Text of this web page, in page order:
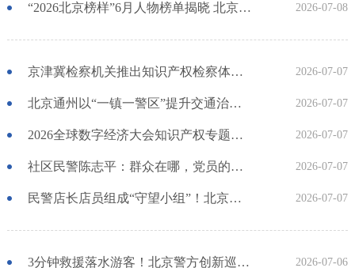
“2026北京榜样”6月人物榜单揭晓 北京政法系统3人入选！ 2026-07-08
京津冀检察机关推出知识产权检察体系化协同履职机制 发布一批护航数字经济发展典型案例 2026-07-07
北京通州以“一镇一警区”提升交通治理质效 2026-07-07
2026全球数字经济大会知识产权专题论坛成功举办 2026-07-07
社区民警陈志平：群众在哪，党员的光就亮在哪 2026-07-07
民警店长店员组成“守望小组”！北京东城重点商业街区启动“警商守望”平安共治机制 2026-07-07
3分钟救援落水游客！北京警方创新巡控模式守护城市夜间平安 2026-07-06